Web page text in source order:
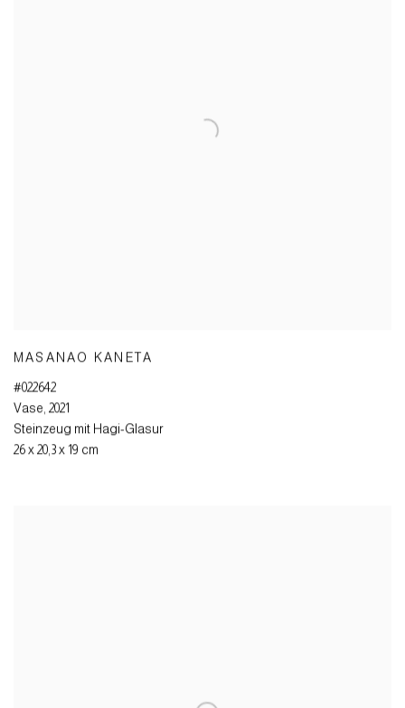
MASANAO KANETA
#022642
Vase, 2021
Steinzeug mit Hagi-Glasur
26 x 20,3 x 19 cm